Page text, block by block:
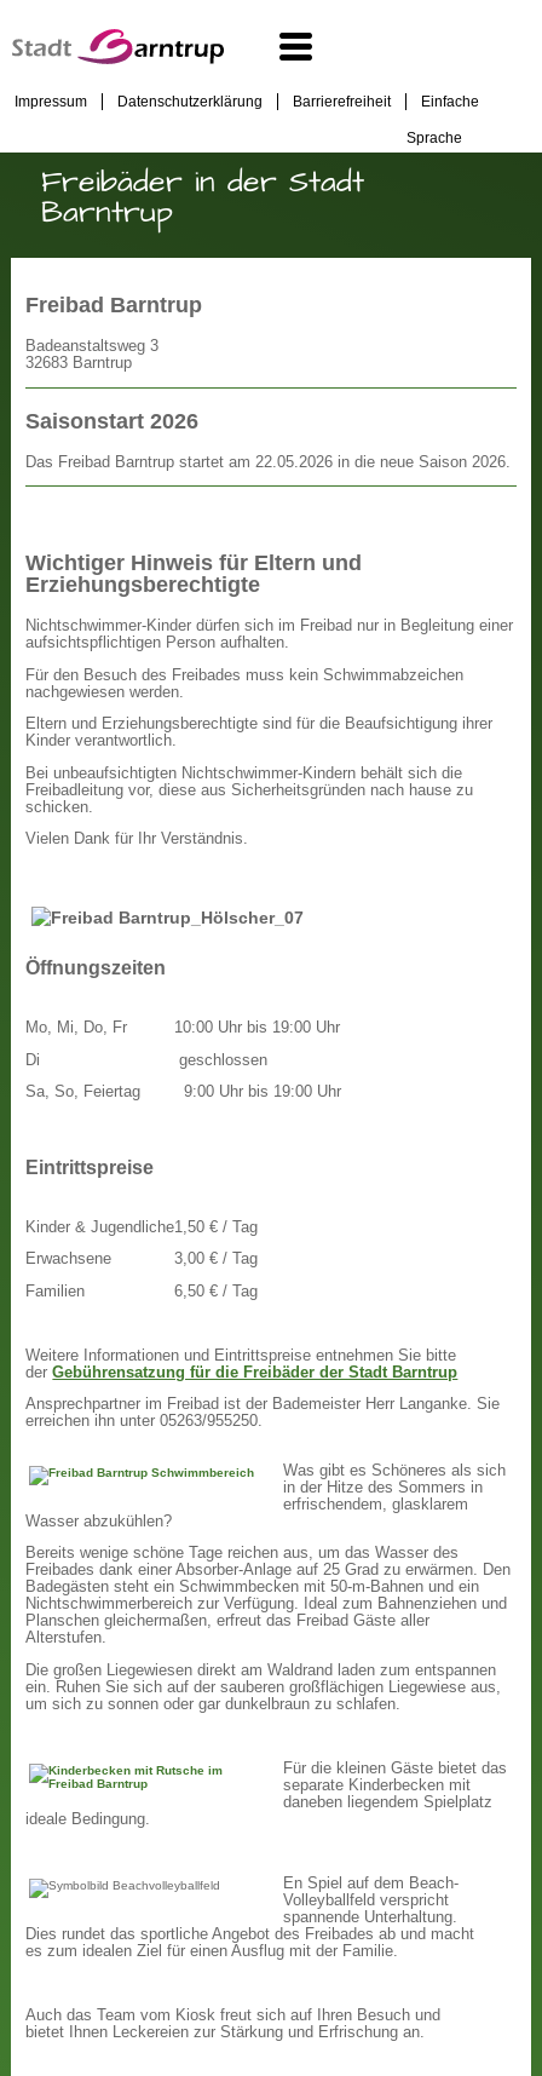
Impressum Datenschutzerklärung Barrierefreiheit Einfache
Sprache
Freibäder in der Stadt
Barntrup
Freibad Barntrup
Badeanstaltsweg 3
32683 Barntrup
Saisonstart 2026
Das Freibad Barntrup startet am 22.05.2026 in die neue Saison 2026.
Wichtiger Hinweis für Eltern und
Erziehungsberechtigte
Nichtschwimmer-Kinder dürfen sich im Freibad nur in Begleitung einer
aufsichtspflichtigen Person aufhalten.
Für den Besuch des Freibades muss kein Schwimmabzeichen
nachgewiesen werden.
Eltern und Erziehungsberechtigte sind für die Beaufsichtigung ihrer
Kinder verantwortlich.
Bei unbeaufsichtigten Nichtschwimmer-Kindern behält sich die
Freibadleitung vor, diese aus Sicherheitsgründen nach hause zu
schicken.
Vielen Dank für Ihr Verständnis.
Öffnungszeiten
Mo, Mi, Do, Fr
Di
Sa, So, Feiertag
10:00 Uhr bis 19:00 Uhr
geschlossen
9:00 Uhr bis 19:00 Uhr
Eintrittspreise
Kinder & Jugendliche
Erwachsene
Familien
1,50 € / Tag
3,00 € / Tag
6,50 € / Tag
Weitere Informationen und Eintrittspreise entnehmen Sie bitte
derGebührensatzung für die Freibäder der Stadt Barntrup
Ansprechpartner im Freibad ist der Bademeister Herr Langanke. Sie
erreichen ihn unter 05263/955250.
Was gibt es Schöneres als sich
in der Hitze des Sommers in
erfrischendem, glasklarem
Wasser abzukühlen?
Bereits wenige schöne Tage reichen aus, um das Wasser des
Freibades dank einer Absorber-Anlage auf 25 Grad zu erwärmen. Den
Badegästen steht ein Schwimmbecken mit 50-m-Bahnen und ein
Nichtschwimmerbereich zur Verfügung. Ideal zum Bahnenziehen und
Planschen gleichermaßen, erfreut das Freibad Gäste aller
Alterstufen.
Die großen Liegewiesen direkt am Waldrand laden zum entspannen
ein. Ruhen Sie sich auf der sauberen großflächigen Liegewiese aus,
um sich zu sonnen oder gar dunkelbraun zu schlafen.
Für die kleinen Gäste bietet das
separate Kinderbecken mit
daneben liegendem Spielplatz
ideale Bedingung.
En Spiel auf dem Beach-
Volleyballfeld verspricht
spannende Unterhaltung.
Dies rundet das sportliche Angebot des Freibades ab und macht
es zum idealen Ziel für einen Ausflug mit der Familie.
Auch das Team vom Kiosk freut sich auf Ihren Besuch und
bietet Ihnen Leckereien zur Stärkung und Erfrischung an.